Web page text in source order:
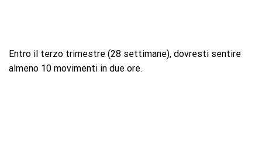
Entro il terzo trimestre (28 settimane), dovresti sentire
almeno 10 movimenti in due ore.